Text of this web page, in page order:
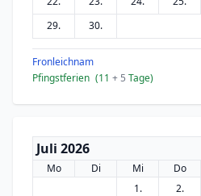
29.
30.
Fronleichnam
Pfingstferien (11 + 5 Tage)
Juli 2026
Mo Di Mi Do
1.
2.